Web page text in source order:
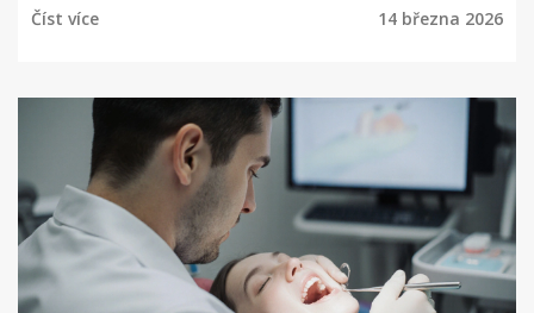
Číst více 14 března 2026